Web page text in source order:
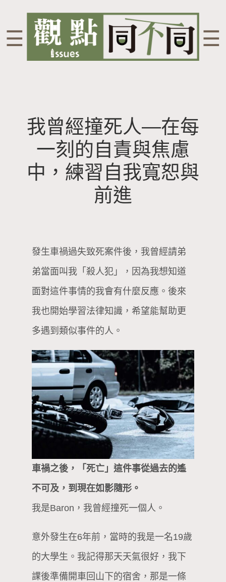
☰ ☰
我曾經撞死人—在每
一刻的自責與焦慮
中，練習自我寬恕與
前進
發生車禍過失致死案件後，我曾經請弟
弟當面叫我「殺人犯」，因為我想知道
面對這件事情的我會有什麼反應。後來
我也開始學習法律知識，希望能幫助更
多遇到類似事件的人。
車禍之後，「死亡」這件事從過去的遙
不可及，到現在如影隨形。
我是Baron，我曾經撞死一個人。
意外發生在6年前，當時的我是一名19歲
的大學生。我記得那天天氣很好，我下
課後準備開車回山下的宿舍，那是一條